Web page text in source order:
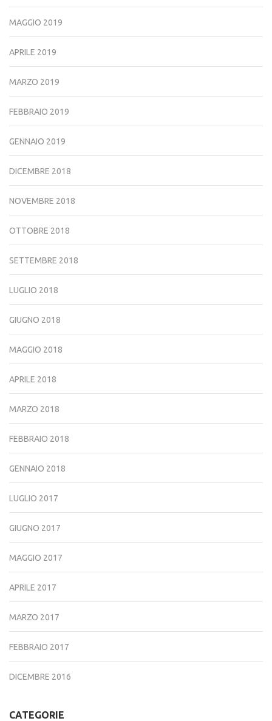
MAGGIO 2019
APRILE 2019
MARZO 2019
FEBBRAIO 2019
GENNAIO 2019
DICEMBRE 2018
NOVEMBRE 2018
OTTOBRE 2018
SETTEMBRE 2018
LUGLIO 2018
GIUGNO 2018
MAGGIO 2018
APRILE 2018
MARZO 2018
FEBBRAIO 2018
GENNAIO 2018
LUGLIO 2017
GIUGNO 2017
MAGGIO 2017
APRILE 2017
MARZO 2017
FEBBRAIO 2017
DICEMBRE 2016
CATEGORIE